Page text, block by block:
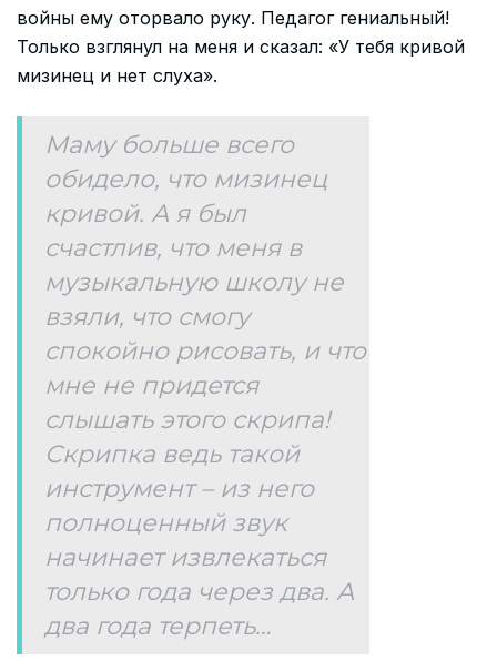
войны ему оторвало руку. Педагог гениальный!
Только взглянул на меня и сказал: «У тебя кривой
мизинец и нет слуха».
Маму больше всего
обидело, что мизинец
кривой. А я был
счастлив, что меня в
музыкальную школу не
взяли, что смогу
спокойно рисовать, и что
мне не придется
слышать этого скрипа!
Скрипка ведь такой
инструмент – из него
полноценный звук
начинает извлекаться
только года через два. А
два года терпеть…